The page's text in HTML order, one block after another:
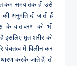
कम समय तक ही उसे
अनुमति दी जाती हैं
के वातावरण को भी
है इसलिए मृत शरीर को
पंचतत्व में विलीन कर
धारण करके जाते हैं, तो